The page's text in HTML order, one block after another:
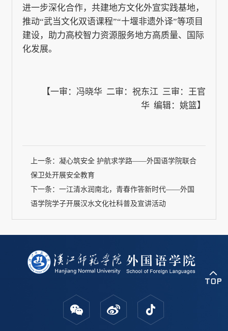
进一步深化合作，共建地方文化外宣实践基地，
推动“武当文化双语课程”“十堰非遗外译”等项目
建设，助力高校智力资源服务地方高质量、国际
化发展。
【一审：冯晓华 二审：祝东江 三审：王官
华 编辑：姚篮】
上一条：凝心筑安全 护航求学路——外国语学院联合
保卫处开展安全教育
下一条：一江清水润南北，青春作答新时代——外国
语学院学子开展汉水文化社科普及宣讲活动